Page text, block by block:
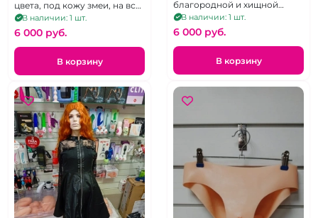
цвета, под кожу змеи, на всё
тело
В наличии: 1 шт.
6 000 pуб.
В корзину
благородной и хищной
расцветки в комплекте с
наручниками.
В наличии: 1 шт.
6 000 pуб.
В корзину